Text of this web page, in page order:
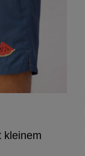
kleinem